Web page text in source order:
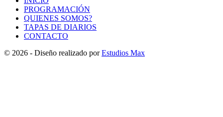
PROGRAMACIÓN
QUIENES SOMOS?
TAPAS DE DIARIOS
CONTACTO
© 2026 - Diseño realizado porEstudios Max